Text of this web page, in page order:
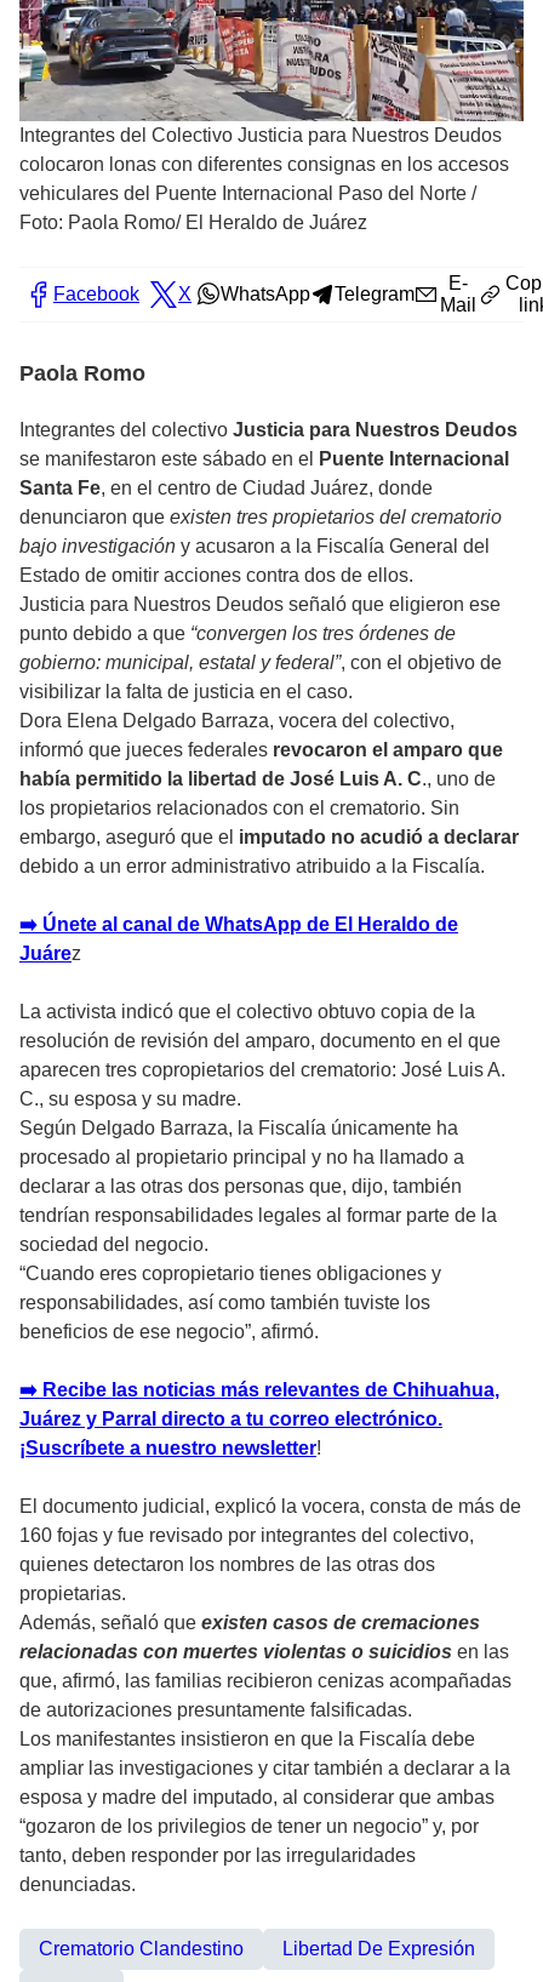
Integrantes del Colectivo Justicia para Nuestros Deudos
colocaron lonas con diferentes consignas en los accesos
vehiculares del Puente Internacional Paso del Norte /
Foto: Paola Romo/ El Heraldo de Juárez
Facebook X WhatsApp Telegram
E-
Mail
Paola Romo
Integrantes del colectivo Justicia para Nuestros Deudos
se manifestaron este sábado en el
Puente Internacional
Santa Fe, en el centro de Ciudad Juárez, donde
denunciaron que existen tres propietarios del crematorio
bajo investigación y acusaron a la Fiscalía General del
Estado de omitir acciones contra dos de ellos.
Justicia para Nuestros Deudos señaló que eligieron ese
punto debido a que “convergen los tres órdenes de
gobierno: municipal, estatal y federal”, con el objetivo de
visibilizar la falta de justicia en el caso.
Dora Elena Delgado Barraza, vocera del colectivo,
informó que jueces federales revocaron el amparo que
había permitido la libertad de José Luis A. C., uno de
los propietarios relacionados con el crematorio. Sin
embargo, aseguró que el imputado no acudió a declarar
debido a un error administrativo atribuido a la Fiscalía.
➡️ Únete al canal de WhatsApp de El Heraldo de
Juárez
La activista indicó que el colectivo obtuvo copia de la
resolución de revisión del amparo, documento en el que
aparecen tres copropietarios del crematorio: José Luis A.
C., su esposa y su madre.
Según Delgado Barraza, la Fiscalía únicamente ha
procesado al propietario principal y no ha llamado a
declarar a las otras dos personas que, dijo, también
tendrían responsabilidades legales al formar parte de la
sociedad del negocio.
“Cuando eres copropietario tienes obligaciones y
responsabilidades, así como también tuviste los
beneficios de ese negocio”, afirmó.
➡️ Recibe las noticias más relevantes de Chihuahua,
Juárez y Parral directo a tu correo electrónico.
¡Suscríbete a nuestro newsletter!
El documento judicial, explicó la vocera, consta de más de
160 fojas y fue revisado por integrantes del colectivo,
quienes detectaron los nombres de las otras dos
propietarias.
Además, señaló que existen casos de cremaciones
relacionadas con muertes violentas o suicidios en las
que, afirmó, las familias recibieron cenizas acompañadas
de autorizaciones presuntamente falsificadas.
Los manifestantes insistieron en que la Fiscalía debe
ampliar las investigaciones y citar también a declarar a la
esposa y madre del imputado, al considerar que ambas
“gozaron de los privilegios de tener un negocio” y, por
tanto, deben responder por las irregularidades
denunciadas.
Crematorio Clandestino
Libertad De Expresión